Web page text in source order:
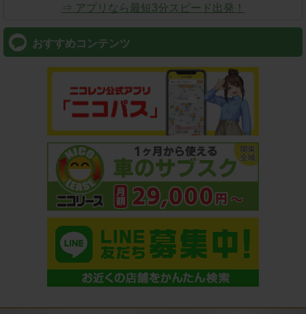
⇒ アプリなら最短3分スピード出発！
おすすめコンテンツ